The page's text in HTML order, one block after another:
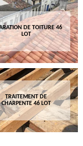
DE TOITURE 46
LOT
TRAITEMENT DE
CHARPENTE 46 LOT